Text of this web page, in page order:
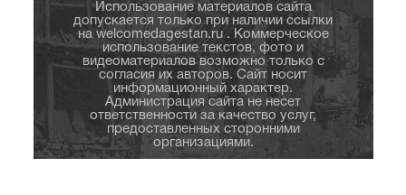
Использование материалов сайта
допускается только при наличии ссылки
на welcomedagestan.ru . Коммерческое
использование текстов, фото и
видеоматериалов возможно только с
согласия их авторов. Сайт носит
информационный характер.
Администрация сайта не несет
ответственности за качество услуг,
предоставленных сторонними
организациями.